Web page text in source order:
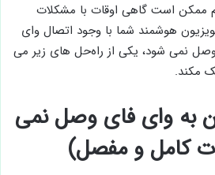
ممکن است گاهی اوقات با مشکلات
هوشمند شما با وجود اتصال وای‌
نمی‌ شود، یکی از راه‌حل ‌های زیر می‌
مکند.
به وای ‌فای وصل نمی‌
کامل و مفصل)